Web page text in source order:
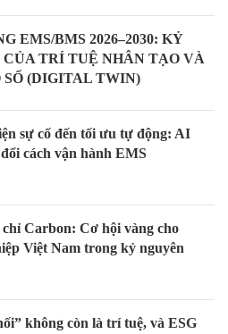
EMS/BMS 2026–2030: KỶ
CỦA TRÍ TUỆ NHÂN TẠO VÀ
SỐ (DIGITAL TWIN)
sự cố đến tối ưu tự động: AI
cách vận hành EMS
Carbon: Cơ hội vàng cho
Việt Nam trong kỷ nguyên
không còn là trí tuệ, và ESG